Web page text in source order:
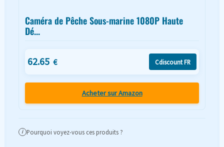
Caméra de Pêche Sous-marine 1080P Haute
Dé...
62.65 € Cdiscount FR
Acheter sur Amazon
i Pourquoi voyez-vous ces produits ?